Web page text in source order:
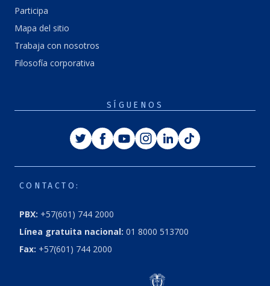
Participa
Mapa del sitio
Trabaja con nosotros
Filosofía corporativa
SÍGUENOS
TwitterFacebook
YoutubeInstagram
LinkedinTiktok
CONTACTO:
PBX: +57(601) 744 2000
Línea gratuita nacional: 01 8000 513700
Fax: +57(601) 744 2000